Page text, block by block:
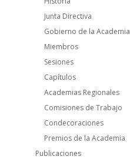
Junta Directiva
Gobierno de la Academia
Miembros
Sesiones
Capítulos
Academias Regionales
Comisiones de Trabajo
Condecoraciones
Premios de la Academia
Publicaciones